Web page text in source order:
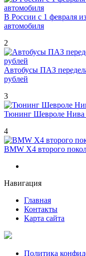
В России с 1 февраля
автомобиля
2
Автобусы ПАЗ
рублей
3
Тюнинг Шевроле Нива
4
BMW X4 второго
Навигация
Главная
Контакты
Карта сайта
Политика